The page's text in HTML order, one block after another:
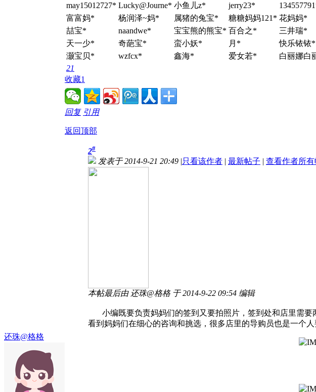
may15012727* Lucky@Journe* 小鱼儿z* jerry23*
富富妈*
杨润泽~妈* 属猪的兔宝* 糖糖妈妈121* 花妈妈*
喆宝*
naandwe* 宝宝熊的熊宝* 百合之* 三井瑞*
天一少*
奇葩宝* 蛮小妖* 月* 快乐铱铱*
灏宝贝*
wzfcx* 鑫海* 爱女若* 白丽娜白
21
收藏1
回复 引用
返回顶部
还珠@格格
2#
发表于 2014-9-21 20:49 |只看该作者 | 最新帖子 | 查看作者所有
本帖最后由 还珠@格格 于 2014-9-22 09:54 编辑
小编既要负责妈妈们的签到又要拍照片，签到处和店里需要
看到妈妈们在细心的咨询和挑选，很多店里的导购员也是一个人